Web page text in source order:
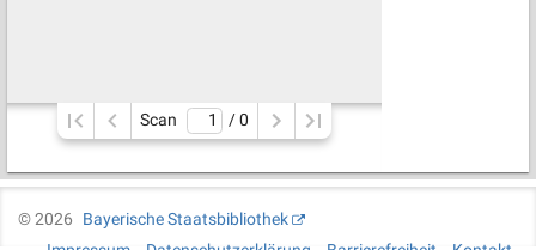
Scan / 0
©2026
Bayerische Staatsbibliothek